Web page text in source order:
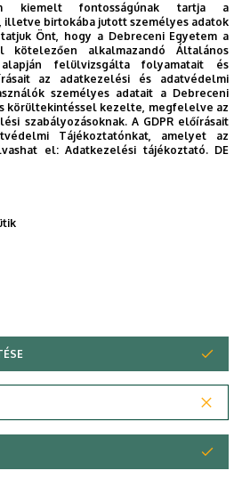
Név: Tormay
Béla (1839-
1906)
06. 09:21
© 2026 Unideb
kiemelt fontosságúnak tartja a
illetve birtokába jutott személyes adatok
Önt, hogy a Debreceni Egyetem a
kötelezően alkalmazandó Általános
felülvizsgálta folyamatait és
az adatkezelési és adatvédelmi
személyes adatait a Debreceni
körültekintéssel kezelte, megfelelve az
szabályozásoknak. A GDPR előírásait
Tájékoztatónkat, amelyet az
el:Adatkezelési tájékoztató. DE